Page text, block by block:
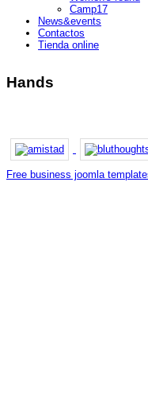
Camp17
News&events
Contactos
Tienda online
Hands
Free business joomla